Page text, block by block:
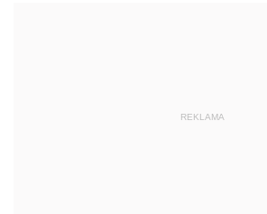
REKLAMA